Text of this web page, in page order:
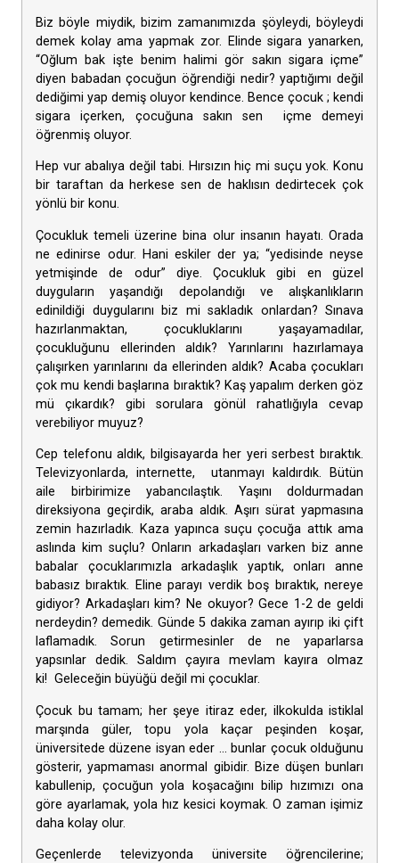
Biz böyle miydik, bizim zamanımızda şöyleydi, böyleydi
demek kolay ama yapmak zor. Elinde sigara yanarken,
“Oğlum bak işte benim halimi gör sakın sigara içme”
diyen babadan çocuğun öğrendiği nedir? yaptığımı değil
dediğimi yap demiş oluyor kendince. Bence çocuk ; kendi
sigara içerken, çocuğuna sakın sen içme demeyi
öğrenmiş oluyor.
Hep vur abalıya değil tabi. Hırsızın hiç mi suçu yok. Konu
bir taraftan da herkese sen de haklısın dedirtecek çok
yönlü bir konu.
Çocukluk temeli üzerine bina olur insanın hayatı. Orada
ne edinirse odur. Hani eskiler der ya; “yedisinde neyse
yetmişinde de odur” diye. Çocukluk gibi en güzel
duyguların yaşandığı depolandığı ve alışkanlıkların
edinildiği duygularını biz mi sakladık onlardan? Sınava
hazırlanmaktan, çocukluklarını yaşayamadılar,
çocukluğunu ellerinden aldık? Yarınlarını hazırlamaya
çalışırken yarınlarını da ellerinden aldık? Acaba çocukları
çok mu kendi başlarına bıraktık? Kaş yapalım derken göz
mü çıkardık? gibi sorulara gönül rahatlığıyla cevap
verebiliyor muyuz?
Cep telefonu aldık, bilgisayarda her yeri serbest bıraktık.
Televizyonlarda, internette, utanmayı kaldırdık. Bütün
aile birbirimize yabancılaştık. Yaşını doldurmadan
direksiyona geçirdik, araba aldık. Aşırı sürat yapmasına
zemin hazırladık. Kaza yapınca suçu çocuğa attık ama
aslında kim suçlu? Onların arkadaşları varken biz anne
babalar çocuklarımızla arkadaşlık yaptık, onları anne
babasız bıraktık. Eline parayı verdik boş bıraktık, nereye
gidiyor? Arkadaşları kim? Ne okuyor? Gece 1-2 de geldi
nerdeydin? demedik. Günde 5 dakika zaman ayırıp iki çift
laflamadık. Sorun getirmesinler de ne yaparlarsa
yapsınlar dedik. Saldım çayıra mevlam kayıra olmaz
ki! Geleceğin büyüğü değil mi çocuklar.
Çocuk bu tamam; her şeye itiraz eder, ilkokulda istiklal
marşında güler, topu yola kaçar peşinden koşar,
üniversitede düzene isyan eder … bunlar çocuk olduğunu
gösterir, yapmaması anormal gibidir. Bize düşen bunları
kabullenip, çocuğun yola koşacağını bilip hızımızı ona
göre ayarlamak, yola hız kesici koymak. O zaman işimiz
daha kolay olur.
Geçenlerde televizyonda üniversite öğrencilerine;